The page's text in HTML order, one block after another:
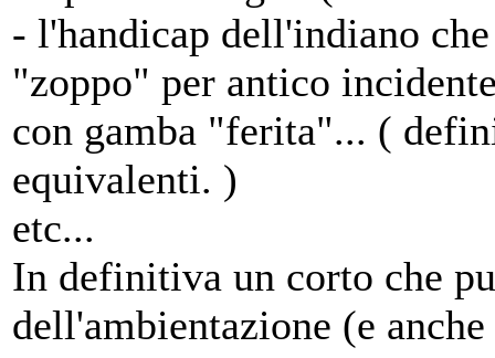
- l'handicap dell'indiano
"zoppo" per antico
con gamba "ferita"... (
equivalenti. )
etc...
In definitiva un corto che
dell'ambientazione (e